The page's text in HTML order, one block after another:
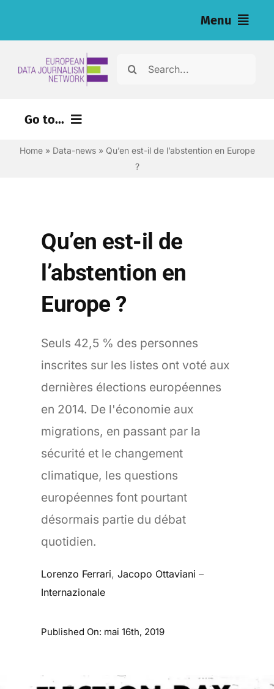
Menu
Search
Go to...
Home» Data-news» Qu’en est-il de l’abstention en Europe
?
Qu’en est-il de
l’abstention en
Europe ?
Seuls 42,5 % des personnes
inscrites sur les listes ont voté aux
dernières élections européennes
en 2014. De l'économie aux
migrations, en passant par la
sécurité et le changement
climatique, les questions
européennes font pourtant
désormais partie du débat
quotidien.
Lorenzo Ferrari,Jacopo Ottaviani –
Internazionale
Published On: mai 16th, 2019